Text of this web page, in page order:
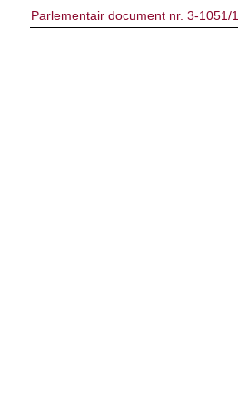
Parlementair document nr. 3-1051/1